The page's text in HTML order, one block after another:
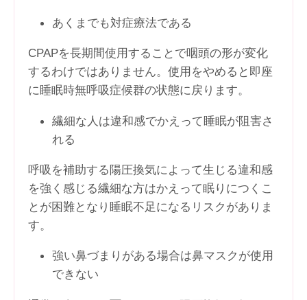
あくまでも対症療法である
CPAPを長期間使用することで咽頭の形が変化
するわけではありません。使用をやめると即座
に睡眠時無呼吸症候群の状態に戻ります。
繊細な人は違和感でかえって睡眠が阻害さ
れる
呼吸を補助する陽圧換気によって生じる違和感
を強く感じる繊細な方はかえって眠りにつくこ
とが困難となり睡眠不足になるリスクがありま
す。
強い鼻づまりがある場合は鼻マスクが使用
できない